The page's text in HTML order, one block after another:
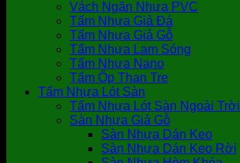
Vách Ngăn Nhựa PVC
Tấm Nhựa Giả Đá
Tấm Nhựa Giả Gỗ
Tấm Nhựa Lam Sóng
Tấm Nhựa Nano
Tấm Ốp Than Tre
Tấm Nhựa Lót Sàn
Tấm Nhựa Lót Sàn Ngoài Trời
Sàn Nhựa Giả Gỗ
Sàn Nhựa Dán Keo
Sàn Nhựa Dán Keo Rời